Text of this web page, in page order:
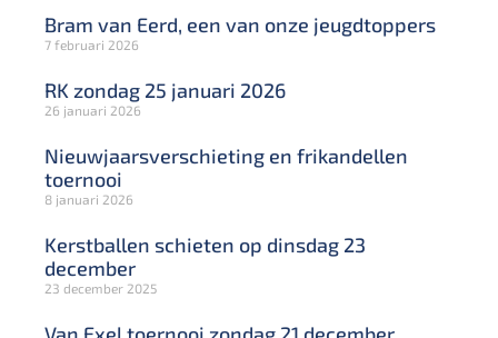
Bram van Eerd, een van onze jeugdtoppers
7 februari 2026
RK zondag 25 januari 2026
26 januari 2026
Nieuwjaarsverschieting en frikandellen
toernooi
8 januari 2026
Kerstballen schieten op dinsdag 23
december
23 december 2025